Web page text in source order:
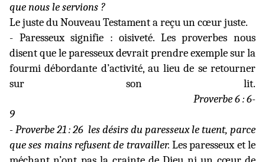
que nous le servions ?
Le juste du Nouveau Testament a reçu un cœur juste.
- Paresseux signifie : oisiveté. Les proverbes nous
disent que le paresseux devrait prendre exemple sur la
fourmi débordante d’activité, au lieu de se retourner
sur son lit.
Proverbe 6 : 6-
9
- Proverbe 21 : 26 les désirs du paresseux le tuent, parce
que ses mains refusent de travailler. Les paresseux et le